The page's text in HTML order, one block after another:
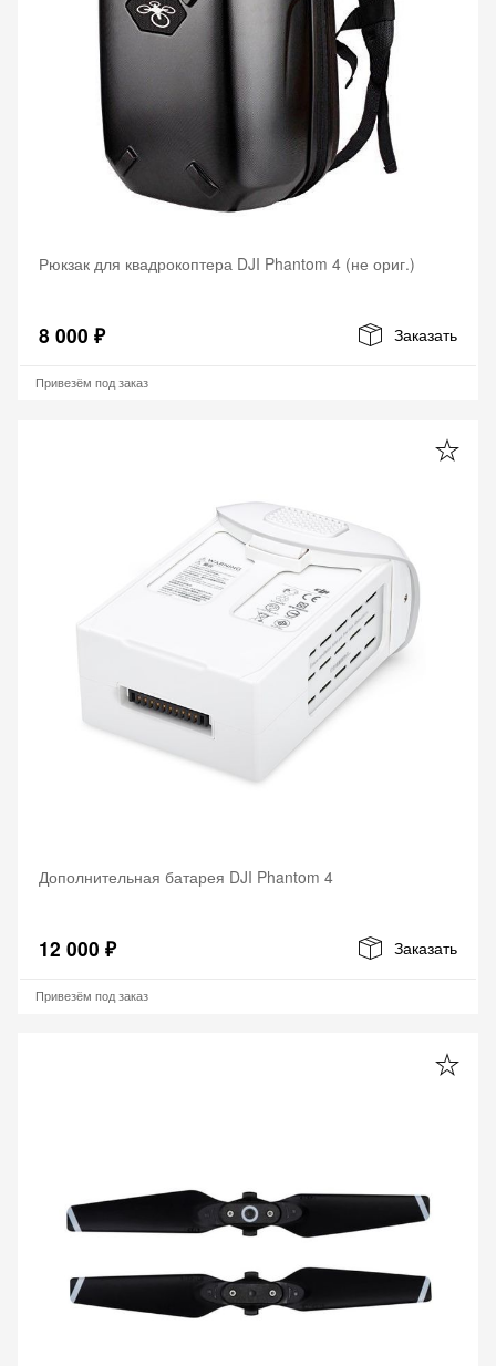
Рюкзак для квадрокоптера DJI Phantom 4 (не ориг.)
8 000 ₽ Заказать
Привезём под заказ
Дополнительная батарея DJI Phantom 4
12 000 ₽ Заказать
Привезём под заказ